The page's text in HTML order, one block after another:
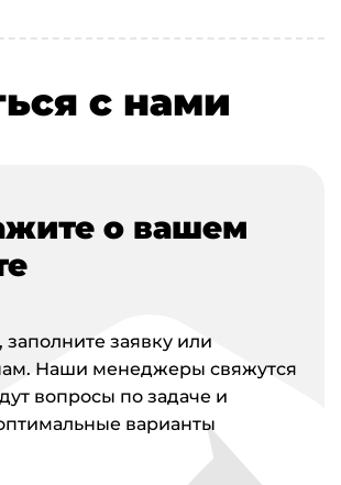
с нами
о вашем
заполните заявку или
Наши менеджеры свяжутся
вопросы по задаче и
варианты